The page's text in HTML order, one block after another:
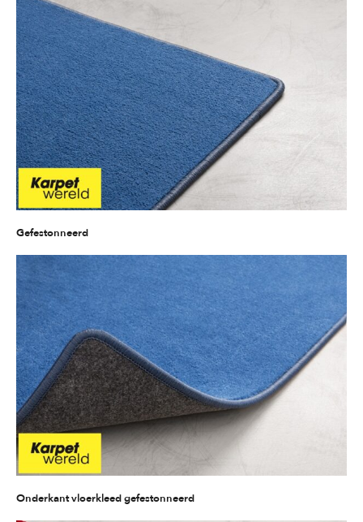
Gefestonneerd
Onderkant vloerkleed gefestonneerd